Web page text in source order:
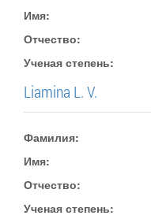
Имя:
Отчество:
Ученая степень:
Liamina L. V.
Фамилия:
Имя:
Отчество:
Ученая степень: